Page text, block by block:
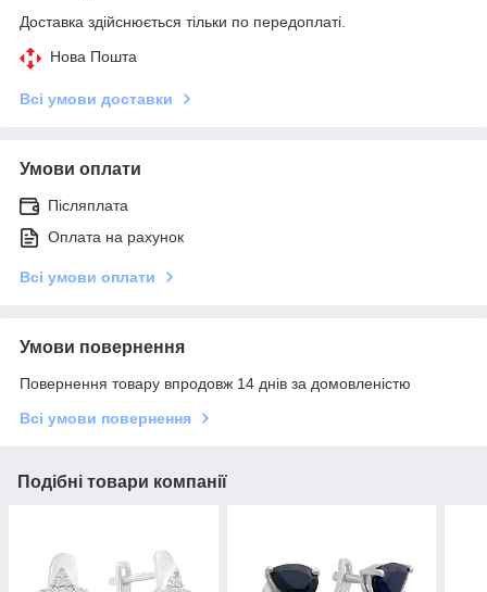
Доставка здійснюється тільки по передоплаті.
Нова Пошта
Всі умови доставки
Умови оплати
Післяплата
Оплата на рахунок
Всі умови оплати
Умови повернення
Повернення товару впродовж 14 днів за домовленістю
Всі умови повернення
Подібні товари компанії